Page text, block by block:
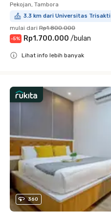
Pekojan, Tambora
3.3 km dari Universitas Trisakti
mulai dari Rp1.800.000
-5% Rp1.700.000 /bulan
Lihat info lebih banyak
360